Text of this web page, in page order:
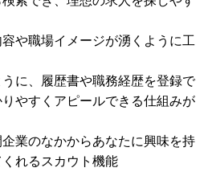
や職場イメージが湧くように工
うに、履歴書や職務経歴を登録で
やすくアピールできる仕組みが
企業のなかからあなたに興味を持
れるスカウト機能